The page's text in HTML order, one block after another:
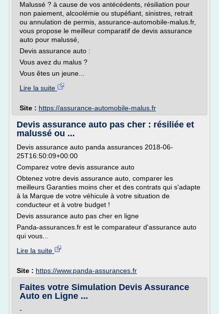
Malussé ? à cause de vos antécédents, résiliation pour
non paiement, alcoolémie ou stupéfiant, sinistres, retrait
ou annulation de permis, assurance-automobile-malus.fr,
vous propose le meilleur comparatif de devis assurance
auto pour malussé,
Devis assurance auto :
Vous avez du malus ?
Vous êtes un jeune...
Lire la suite
Site : https://assurance-automobile-malus.fr
Devis assurance auto pas cher : résiliée et
malussé ou ...
Devis assurance auto panda assurances 2018-06-
25T16:50:09+00:00
Comparez votre devis assurance auto
Obtenez votre devis assurance auto, comparer les
meilleurs Garanties moins cher et des contrats qui s'adapte
à la Marque de votre véhicule à votre situation de
conducteur et à votre budget !
Devis assurance auto pas cher en ligne
Panda-assurances.fr est le comparateur d'assurance auto
qui vous...
Lire la suite
Site : https://www.panda-assurances.fr
Faites votre Simulation Devis Assurance
Auto en Ligne ...
-